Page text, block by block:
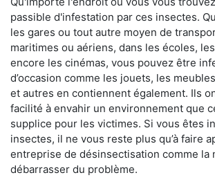
passible d'infestation par ces insectes.
les gares ou tout autre moyen de
maritimes ou aériens, dans les écoles,
encore les cinémas, vous pouvez être
d’occasion comme les jouets, les
et autres en contiennent également. Ils
facilité à envahir un environnement que
supplice pour les victimes. Si vous êtes
insectes, il ne vous reste plus qu’à faire
entreprise de désinsectisation comme la
débarrasser du problème.